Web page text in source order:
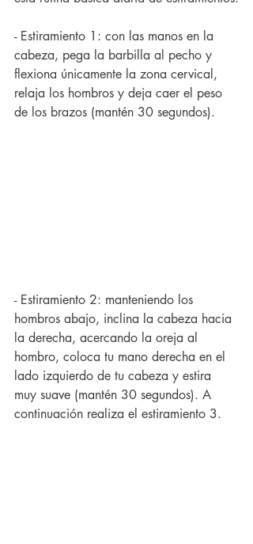
- Estiramiento 1: con las manos en la
cabeza, pega la barbilla al pecho y
flexiona únicamente la zona cervical,
relaja los hombros y deja caer el peso
de los brazos (mantén 30 segundos).
- Estiramiento 2: manteniendo los
hombros abajo, inclina la cabeza hacia
la derecha, acercando la oreja al
hombro, coloca tu mano derecha en el
lado izquierdo de tu cabeza y estira
muy suave (mantén 30 segundos). A
continuación realiza el estiramiento 3.